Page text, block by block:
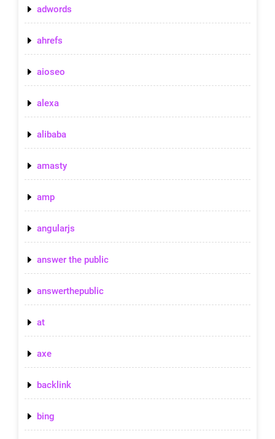
adwords
ahrefs
aioseo
alexa
alibaba
amasty
amp
angularjs
answer the public
answerthepublic
at
axe
backlink
bing